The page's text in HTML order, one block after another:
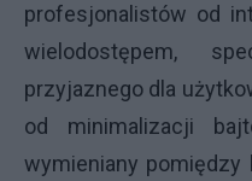
profesjonalistów od
wielodostępem,
przyjaznego dla
od minimalizacji
wymieniany